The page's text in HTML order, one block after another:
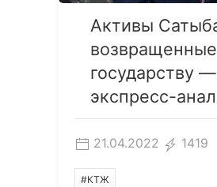
Активы
возвращенные
государству —
экспресс-
21.04.2022 1419
#КТЖ